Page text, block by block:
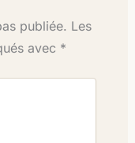
publiée. Les
avec *